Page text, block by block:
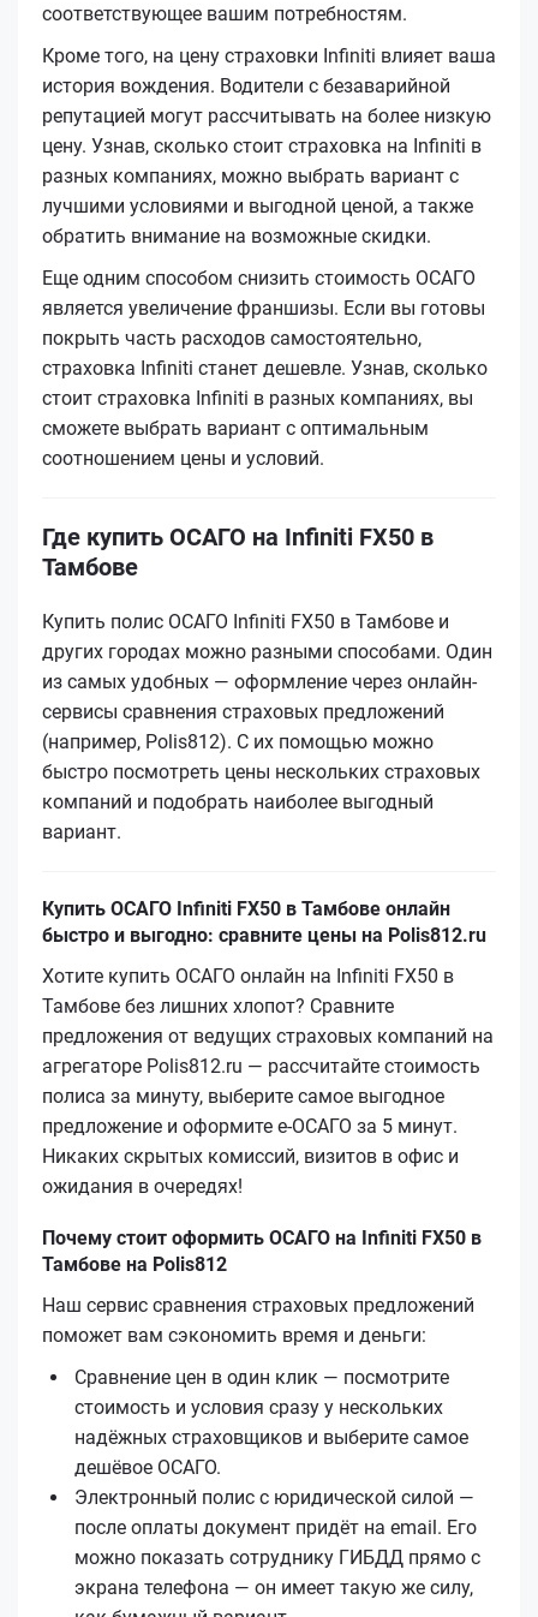
соответствующее вашим потребностям.
Кроме того, на цену страховки Infiniti влияет ваша
история вождения. Водители с безаварийной
репутацией могут рассчитывать на более низкую
цену. Узнав, сколько стоит страховка на Infiniti в
разных компаниях, можно выбрать вариант с
лучшими условиями и выгодной ценой, а также
обратить внимание на возможные скидки.
Еще одним способом снизить стоимость ОСАГО
является увеличение франшизы. Если вы готовы
покрыть часть расходов самостоятельно,
страховка Infiniti станет дешевле. Узнав, сколько
стоит страховка Infiniti в разных компаниях, вы
сможете выбрать вариант с оптимальным
соотношением цены и условий.
Где купить ОСАГО на Infiniti FX50 в
Тамбове
Купить полис ОСАГО Infiniti FX50 в Тамбове и
других городах можно разными способами. Один
из самых удобных — оформление через онлайн-
сервисы сравнения страховых предложений
(например, Polis812). С их помощью можно
быстро посмотреть цены нескольких страховых
компаний и подобрать наиболее выгодный
вариант.
Купить ОСАГО Infiniti FX50 в Тамбове онлайн
быстро и выгодно: сравните цены на Polis812.ru
Хотите купить ОСАГО онлайн на Infiniti FX50 в
Тамбове без лишних хлопот? Сравните
предложения от ведущих страховых компаний на
агрегаторе Polis812.ru — рассчитайте стоимость
полиса за минуту, выберите самое выгодное
предложение и оформите е‑ОСАГО за 5 минут.
Никаких скрытых комиссий, визитов в офис и
ожидания в очередях!
Почему стоит оформить ОСАГО на Infiniti FX50 в
Тамбове на Polis812
Наш сервис сравнения страховых предложений
поможет вам сэкономить время и деньги:
Сравнение цен в один клик — посмотрите
стоимость и условия сразу у нескольких
надёжных страховщиков и выберите самое
дешёвое ОСАГО.
Электронный полис с юридической силой —
после оплаты документ придёт на email. Его
можно показать сотруднику ГИБДД прямо с
экрана телефона — он имеет такую же силу,